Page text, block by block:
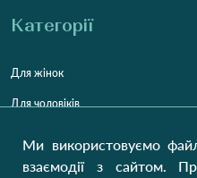
Категорії
Для жінок
Для чоловіків
Домашній текстиль
Ми використовуємо
взаємодії з сайтом.